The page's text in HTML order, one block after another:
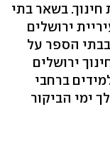
חינוך. בשאר בתי
ירושלים
הספר על
ירושלים
ברחבי
ימי הביקור